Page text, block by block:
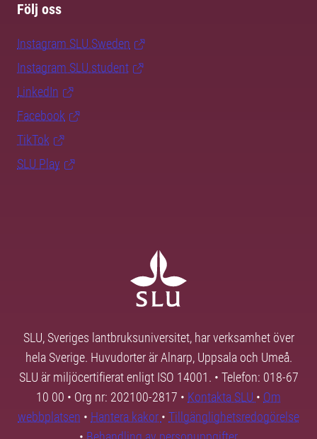
Följ oss
Instagram SLU.Sweden
Instagram SLU.student
LinkedIn
Facebook
TikTok
SLU Play
SLU, Sveriges lantbruksuniversitet, har verksamhet över
hela Sverige. Huvudorter är Alnarp, Uppsala och Umeå.
SLU är miljöcertifierat enligt ISO 14001. • Telefon: 018-67
10 00 • Org nr: 202100-2817 • Kontakta SLU • Om
webbplatsen • Hantera kakor • Tillgänglighetsredogörelse